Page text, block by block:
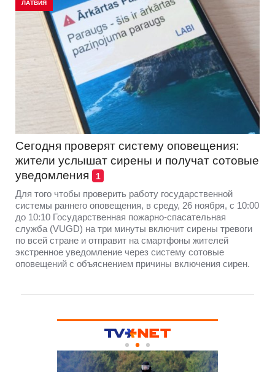
ЛАТВИЯ
Сегодня проверят систему оповещения:
жители услышат сирены и получат сотовые
уведомления
1
Для того чтобы проверить работу государственной
системы раннего оповещения, в среду, 26 ноября, с 10:00
до 10:10 Государственная пожарно-спасательная
служба (VUGD) на три минуты включит сирены тревоги
по всей стране и отправит на смартфоны жителей
экстренное уведомление через систему сотовые
оповещений с объяснением причины включения сирен.